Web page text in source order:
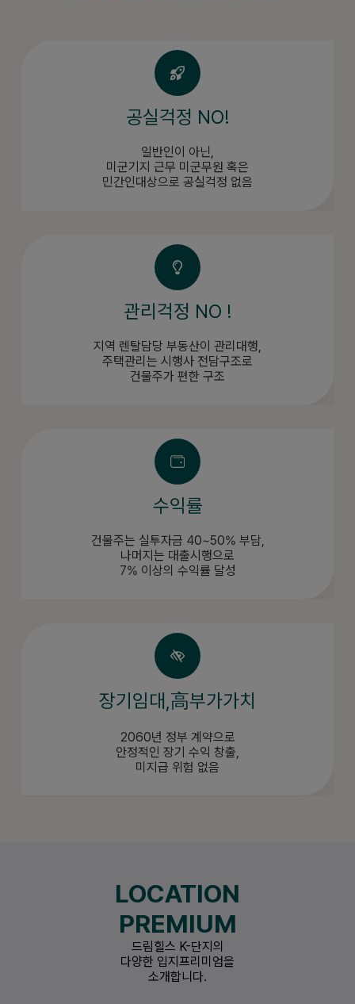
공실걱정 NO!
일반인이 아닌,
미군기지 근무 미군무원 혹은
민간인대상으로 공실걱정 없음
관리걱정 NO !
지역 렌탈담당 부동산이 관리대행,
주택관리는 시행사 전담구조로
건물주가 편한 구조
수익률
건물주는 실투자금 40~50% 부담,
나머지는 대출시행으로
7% 이상의 수익률 달성
장기임대,高부가가치
2060년 정부 계약으로
안정적인 장기 수익 창출,
미지급 위험 없음
LOCATION
PREMIUM
드림힐스 K-단지의
다양한 입지프리미엄을
소개합니다.